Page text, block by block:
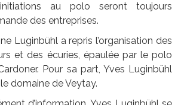
au polo seront toujours
des entreprises.
Luginbühl a repris l’organisation des
et des écuries, épaulée par le polo
Pour sa part, Yves Luginbühl
domaine de Veytay.